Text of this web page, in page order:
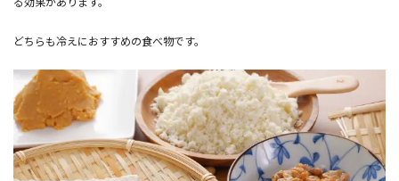
どちらも冷えにおすすめの食べ物です。